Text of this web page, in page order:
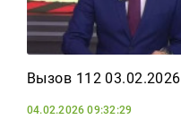
Вызов 112 03.02.2026
04.02.2026 09:32:29